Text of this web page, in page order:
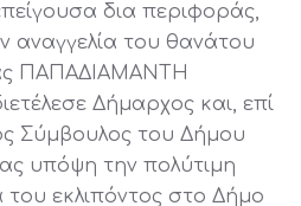
δια περιφοράς,
αναγγελία του θανάτου
ΠΑΠΑΔΙΑΜΑΝΤΗ
Δήμαρχος και, επί
Σύμβουλος του Δήμου
υπόψη την πολύτιμη
εκλιπόντος στο Δήμο